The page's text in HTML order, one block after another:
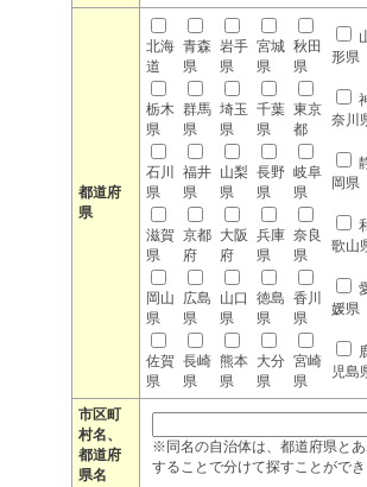
都道府
県
北海
道
青森
県
岩手
県
宮城
県
秋田
県
形県
栃木
県
群馬
県
埼玉
県
千葉
県
東京
都
奈川
石川
県
福井
県
山梨
県
長野
県
岐阜
県
岡県
滋賀
県
京都
府
大阪
府
兵庫
県
奈良
県
歌山
岡山
県
広島
県
山口
県
徳島
県
香川
県
媛県
佐賀
県
長崎
県
熊本
県
大分
県
宮崎
県
児島
市区町
村名、
都道府
県名
※同名の自治体は、都道府県と
することで分けて探すことができ